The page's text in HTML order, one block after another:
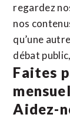
regardez
nos
qu’une
débat
Faites
Aidez-